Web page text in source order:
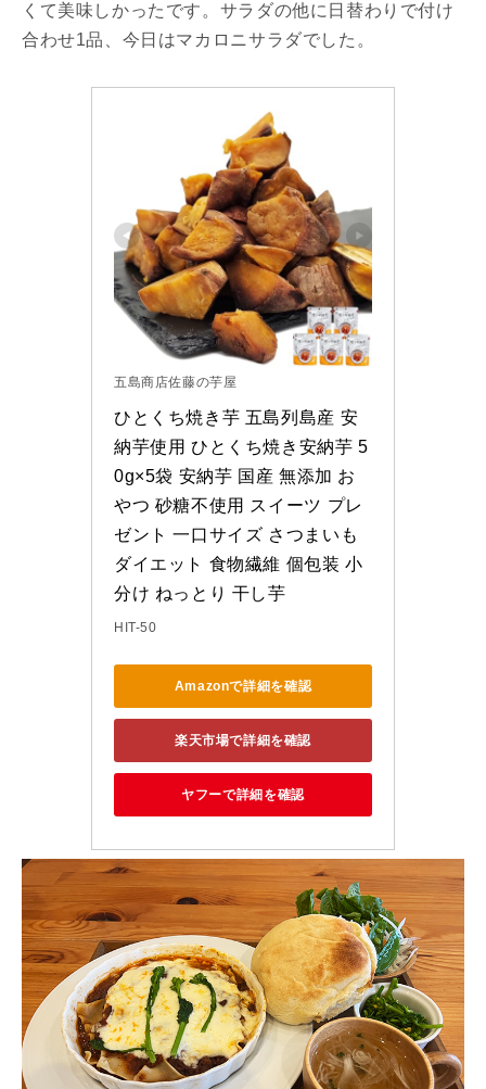
くて美味しかったです。サラダの他に日替わりで付け
合わせ1品、今日はマカロニサラダでした。
五島商店佐藤の芋屋
ひとくち焼き芋 五島列島産 安
納芋使用 ひとくち焼き安納芋 5
0g×5袋 安納芋 国産 無添加 お
やつ 砂糖不使用 スイーツ プレ
ゼント 一口サイズ さつまいも
ダイエット 食物繊維 個包装 小
分け ねっとり 干し芋
HIT-50
Amazonで詳細を確認
楽天市場で詳細を確認
ヤフーで詳細を確認